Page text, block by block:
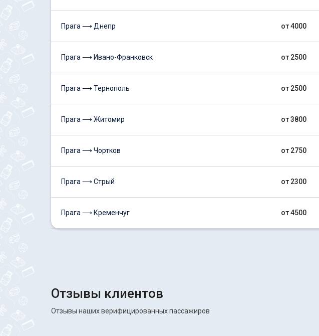
Прага ⟶ Днепр от 4000
Прага ⟶ Ивано-Франковск от 2500
Прага ⟶ Тернополь от 2500
Прага ⟶ Житомир от 3800
Прага ⟶ Чортков от 2750
Прага ⟶ Стрый от 2300
Прага ⟶ Кременчуг от 4500
Отзывы клиентов
Отзывы наших верифицированных пассажиров